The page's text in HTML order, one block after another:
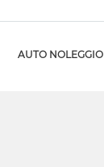
AUTO NOLEGGIO